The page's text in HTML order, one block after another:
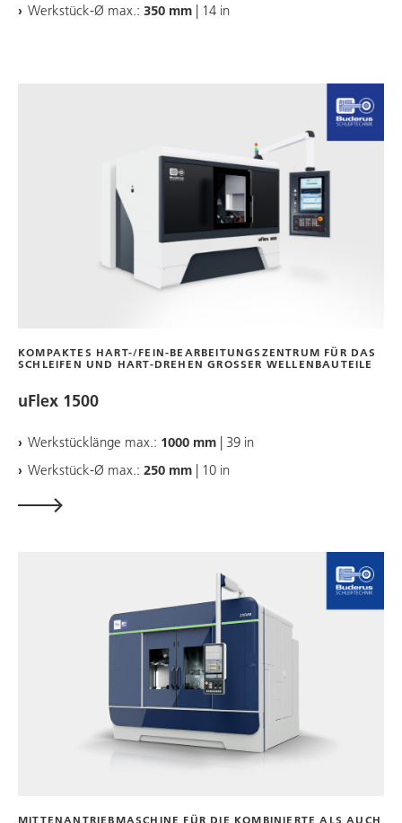
Werkstück-Ø max.: 350 mm | 14 in
KOMPAKTES HART-/FEIN-BEARBEITUNGSZENTRUM FÜR DAS
SCHLEIFEN UND HART-DREHEN GROSSER WELLENBAUTEILE
uFlex 1500
Werkstücklänge max.: 1000 mm | 39 in
Werkstück-Ø max.: 250 mm | 10 in
MITTENANTRIEBMASCHINE FÜR DIE KOMBINIERTE ALS AUCH